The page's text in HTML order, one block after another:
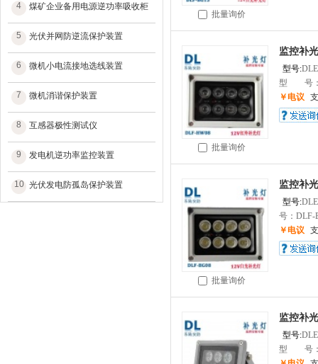
4 煤矿企业备用电源逆功率吸收柜
5 光伏并网防逆流保护装置
6 微机小电流接地选线装置
7 微机消谐保护装置
8 互感器极性测试仪
9 发电机逆功率监控装置
10 光伏发电防孤岛保护装置
批量询价
批量询价
监控补
型号:
型 号：
￥电议
批量询价
监控补
型号:
号：DLF-
￥电议
监控补
型号:
型 号：